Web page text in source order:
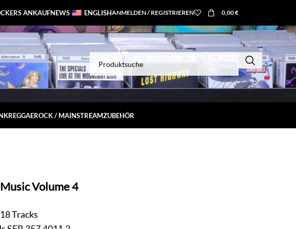
ANKAUFNEWS ENGLISHANMELDEN / REGISTRIEREN 0,00€
REGGAEROCK / MAINSTREAMZUBEHÖR
Volume 4
Tracks